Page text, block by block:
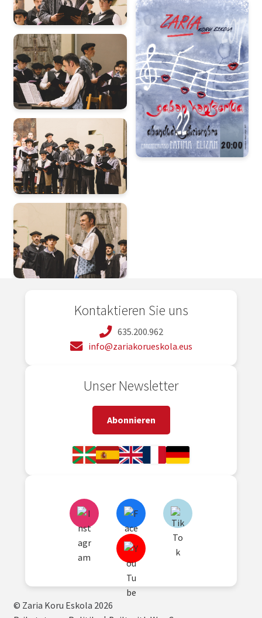
Kontaktieren Sie uns
635.200.962
info@zariakorueskola.eus
Unser Newsletter
Abonnieren
© Zaria Koru Eskola 2026